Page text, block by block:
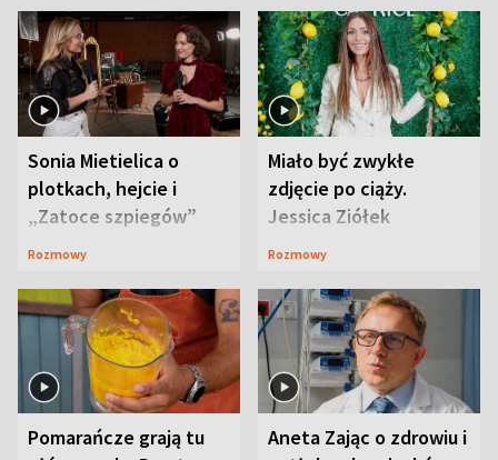
Sonia Mietielica o
plotkach, hejcie i
„Zatoce szpiegów”
Rozmowy
Miało być zwykłe
zdjęcie po ciąży.
Jessica Ziółek
wywołała lawinę
Rozmowy
Pomarańcze grają tu
Aneta Zając o zdrowiu i